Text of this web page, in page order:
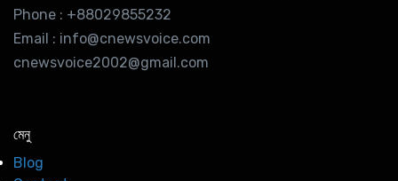
Phone : +88029855232
Email : info@cnewsvoice.com
cnewsvoice2002@gmail.com
মেনু
Blog